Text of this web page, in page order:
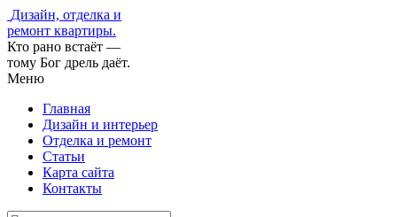
Дизайн, отделка и
ремонт квартиры.
Кто рано встаёт —
тому Бог дрель даёт.
Меню
Главная
Дизайн и интерьер
Отделка и ремонт
Статьи
Карта сайта
Контакты